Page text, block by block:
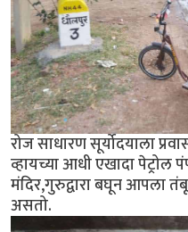
रोज साधारण सूर्योदयाला
व्हायच्या आधी एखादा पेट्रोल
मंदिर,गुरुद्वारा बघून आपला
असतो.